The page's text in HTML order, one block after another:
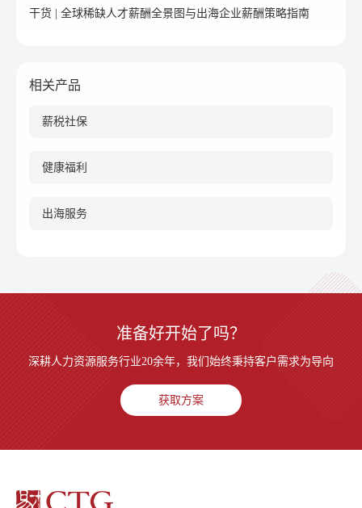
干货 | 全球稀缺人才薪酬全景图与出海企业薪酬策略指南
相关产品
薪税社保
健康福利
出海服务
准备好开始了吗？
深耕人力资源服务行业20余年，我们始终秉持客户需求为导向
获取方案